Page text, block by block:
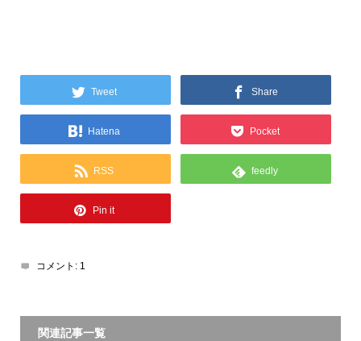
Tweet Share
Hatena Pocket
RSS feedly
Pin it
コメント: 1
関連記事一覧